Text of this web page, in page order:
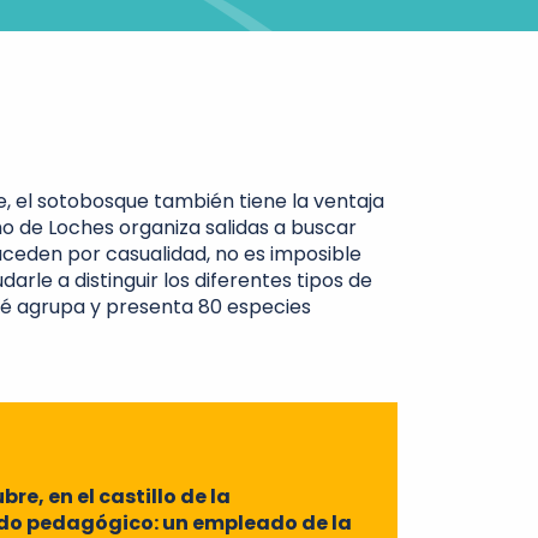
el sotobosque también tiene la ventaja
de Loches organiza salidas a buscar
por casualidad, no es imposible
a distinguir los diferentes tipos de
agrupa y presenta 80 especies
en el castillo de la
pedagógico: un empleado de la